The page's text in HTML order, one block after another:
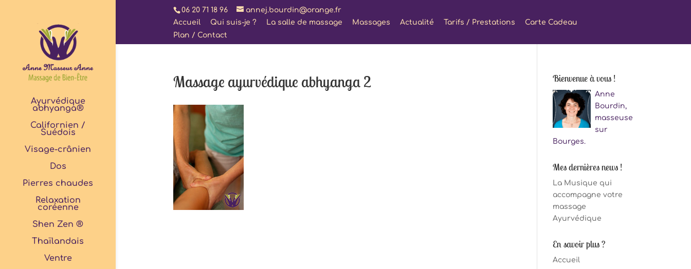
06 20 71 18 96
annej.bourdin@orange.fr
Accueil
Qui suis-je ? La salle de massage Massages Actualité Tarifs / Prestations
Carte Cadeau
Plan / Contact
Ayurvédique
abhyanga®
Californien /
Suédois
Visage-crânien
Dos
Pierres chaudes
Relaxation
coréenne
Shen Zen ®
Thaïlandais
Ventre
Massage ayurvédique abhyanga 2 Bienvenue à vous !
Anne
Bourdin,
masseuse
sur
Bourges.
Mes dernières news !
La Musique qui
accompagne votre
massage
Ayurvédique
En savoir plus ?
Accueil